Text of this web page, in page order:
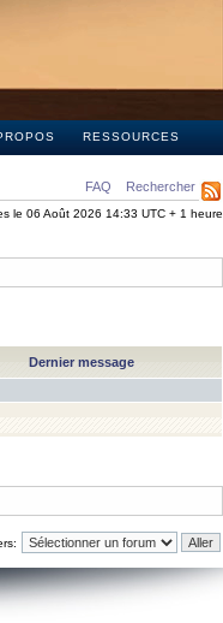
RESSOURCES
FAQ Rechercher
le 06 Août 2026 14:33 UTC + 1 heure
Dernier message